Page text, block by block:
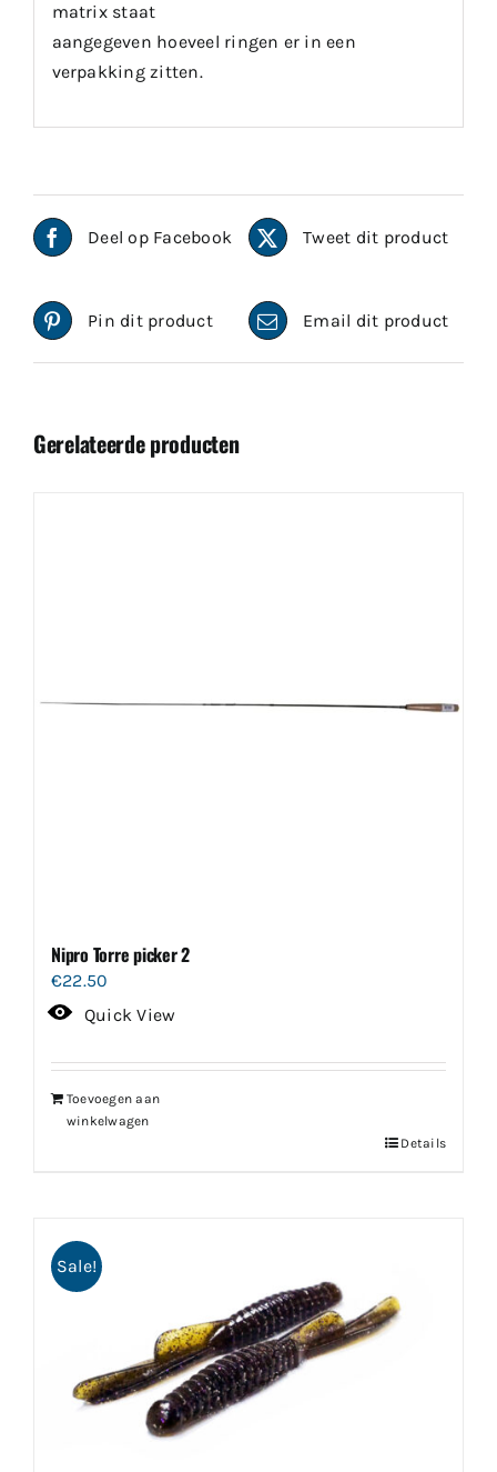
matrix staat
aangegeven hoeveel ringen er in een
verpakking zitten.
Deel op Facebook Tweet dit product
Pin dit product Email dit product
Gerelateerde producten
Nipro Torre picker 2
€22.50
Quick View
Toevoegen aan
winkelwagen
Details
Sale!